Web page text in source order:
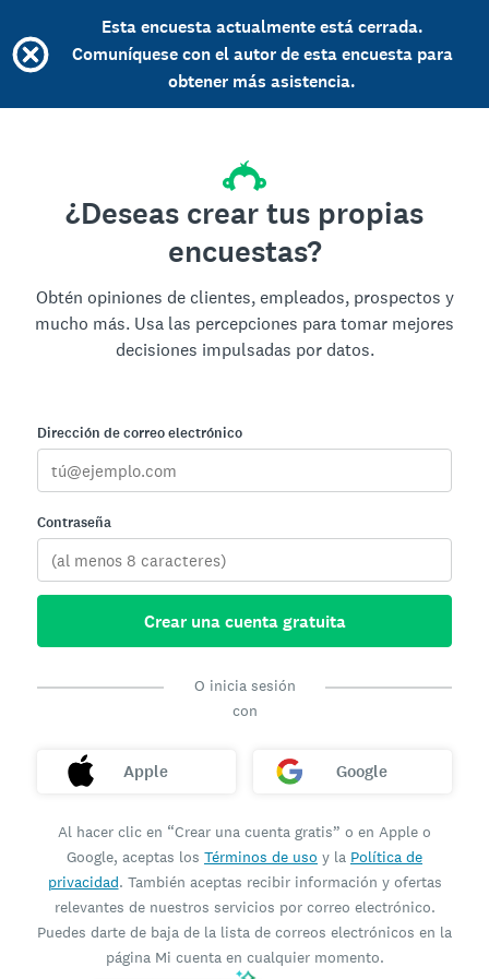
Esta encuesta actualmente está cerrada.
Comuníquese con el autor de esta encuesta para
obtener más asistencia.
¿Deseas crear tus propias
encuestas?
Obtén opiniones de clientes, empleados, prospectos y
mucho más. Usa las percepciones para tomar mejores
decisiones impulsadas por datos.
Dirección de correo electrónico
Contraseña
Crear una cuenta gratuita
O inicia sesión
con
Apple Google
Al hacer clic en “Crear una cuenta gratis” o en Apple o
Google, aceptas los Términos de uso y la Política de
privacidad. También aceptas recibir información y ofertas
relevantes de nuestros servicios por correo electrónico.
Puedes darte de baja de la lista de correos electrónicos en la
página Mi cuenta en cualquier momento.